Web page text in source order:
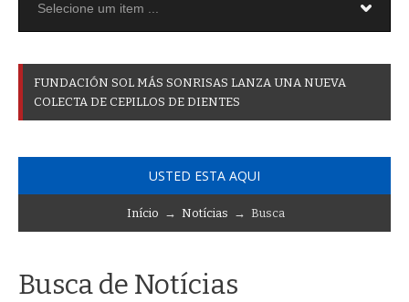
FUNDACIÓN SOL MÁS SONRISAS LANZA UNA NUEVA
COLECTA DE CEPILLOS DE DIENTES
USTED ESTA AQUI
Início → Notícias → Busca
Busca de Notícias